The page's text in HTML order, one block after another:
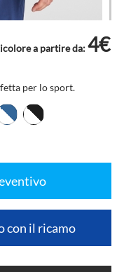
a partire da:4€
per lo sport.
con il ricamo